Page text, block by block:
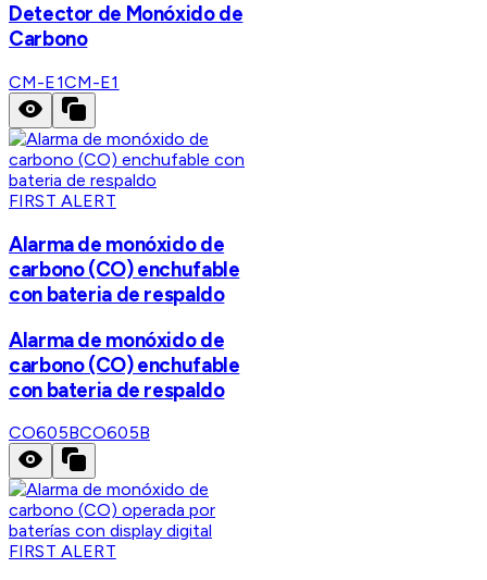
Detector de Monóxido de
Carbono
CM-E1CM-E1
FIRST ALERT
Alarma de monóxido de
carbono (CO) enchufable
con bateria de respaldo
Alarma de monóxido de
carbono (CO) enchufable
con bateria de respaldo
CO605BCO605B
FIRST ALERT